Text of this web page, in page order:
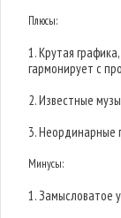
Плюсы:
1. Крутая
гармонирует с
2. Известные
3. Неординарные
Минусы:
1. Замысловатое